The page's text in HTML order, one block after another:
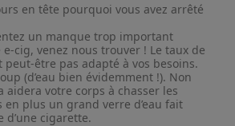
en tête pourquoi vous avez arrêté
un manque trop important
cig, venez nous trouver ! Le taux de
peut-être pas adapté à vos besoins.
(d’eau bien évidemment !). Non
aidera votre corps à chasser les
en plus un grand verre d’eau fait
d’une cigarette.